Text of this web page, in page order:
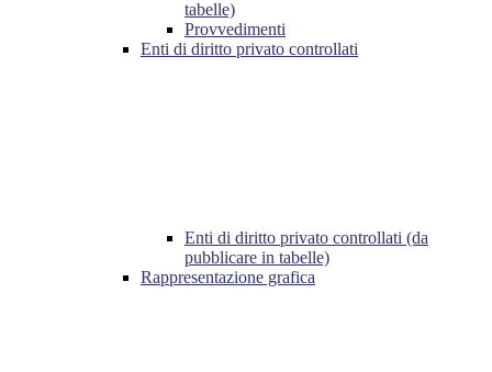
tabelle)
Provvedimenti
Enti di diritto privato controllati
Enti di diritto privato controllati (da
pubblicare in tabelle)
Rappresentazione grafica